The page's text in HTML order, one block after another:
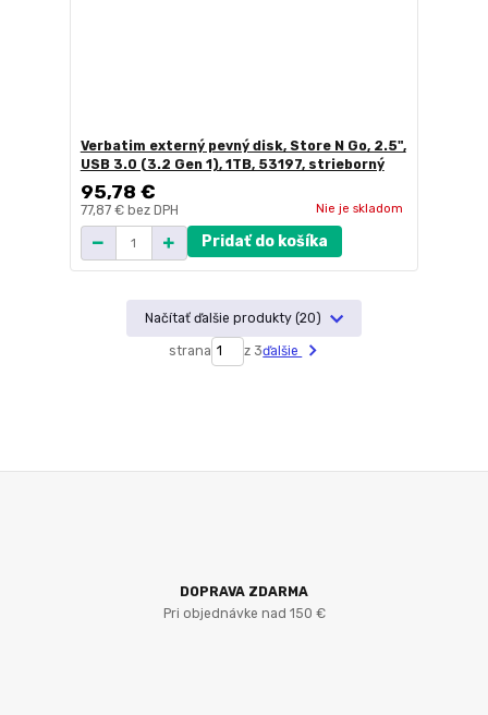
Verbatim externý pevný disk, Store N Go, 2.5",
USB 3.0 (3.2 Gen 1), 1TB, 53197, strieborný
95,78 €
77,87 € bez DPH Nie je skladom
Pridať do košíka
Načítať ďalšie produkty (20)
strana z 3ďalšie
DOPRAVA ZDARMA
Pri objednávke nad 150 €